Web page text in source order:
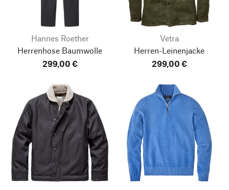
Hannes Roether
Herrenhose Baumwolle
299,00 €
Vetra
Herren-Leinenjacke
299,00 €